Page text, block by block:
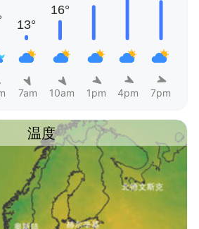
7am 10am 1pm 4pm 7pm
温度